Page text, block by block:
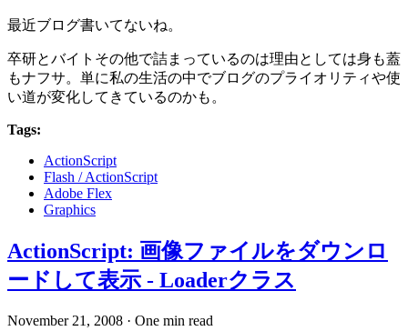
最近ブログ書いてないね。
卒研とバイトその他で詰まっているのは理由としては身も蓋
もナフサ。単に私の生活の中でブログのプライオリティや使
い道が変化してきているのかも。
Tags:
ActionScript
Flash / ActionScript
Adobe Flex
Graphics
ActionScript: 画像ファイルをダウンロ
ードして表示 - Loaderクラス
November 21, 2008 · One min read